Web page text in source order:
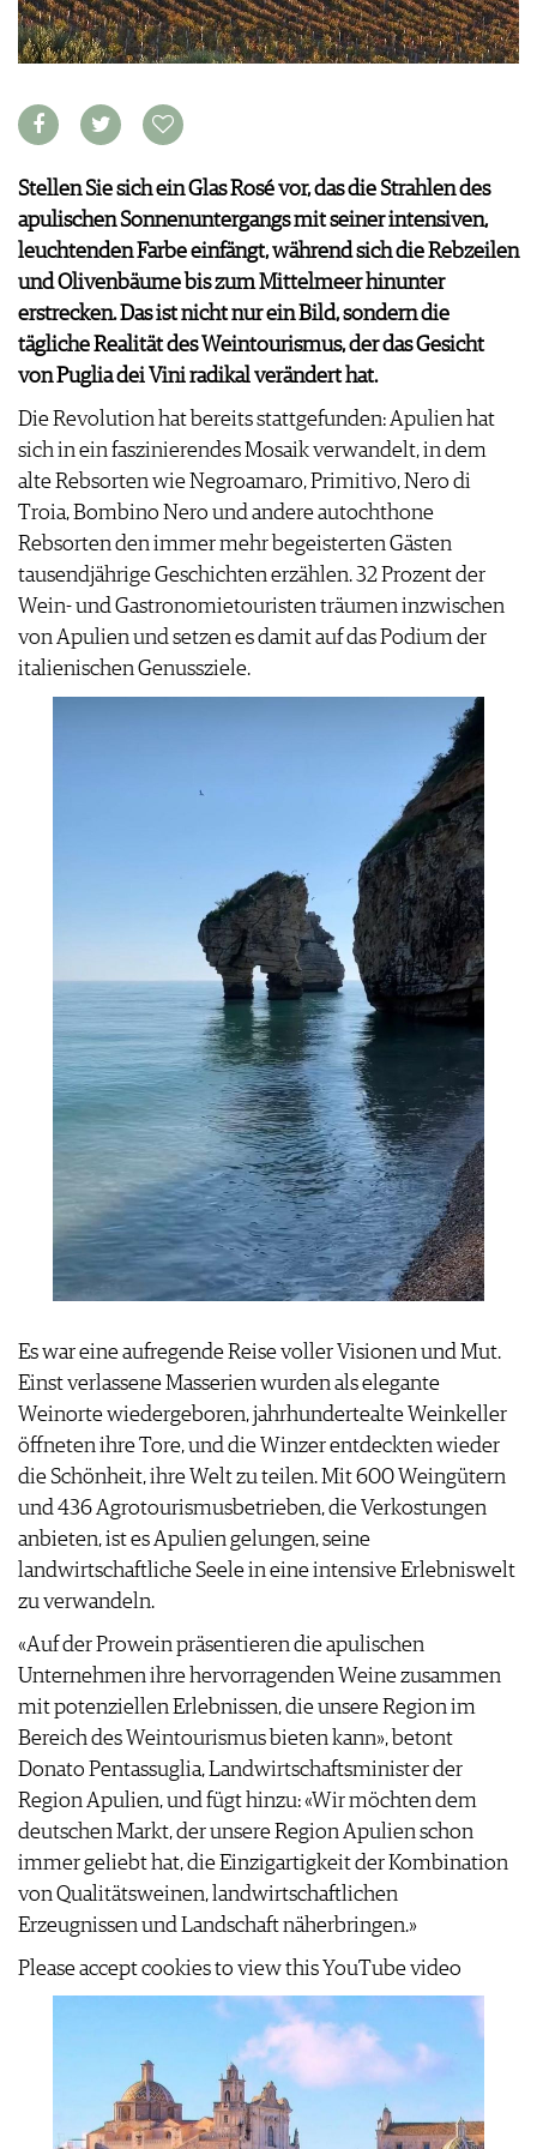
KULINARIK
REZEPTE
HOTSPOTS
DOSSIER
WINEGUIDES
EXTRAS
ABO
AUSGABE
ARCHIV
VORTEILSWELT
MEDIATHEK
APPS
BILDSTRECKEN
BÜCHER
WEINWIRTSCHAFT
WEINSZENE
VINOPHILES
ARCHIV
ANMELDEN
AWARDS
GEWINNSPIELE
VORTEILSWELT
TRINKREIFETABELLE
ABO
WEINSUCHE
IMPRESSUM
Stellen Sie sich ein Glas Rosé vor, das die Strahlen des
apulischen Sonnenuntergangs mit seiner intensiven,
leuchtenden Farbe einfängt, während sich die Rebzeilen
und Olivenbäume bis zum Mittelmeer hinunter
erstrecken. Das ist nicht nur ein Bild, sondern die
tägliche Realität des Weintourismus, der das Gesicht
von Puglia dei Vini radikal verändert hat.
Die Revolution hat bereits stattgefunden: Apulien hat
sich in ein faszinierendes Mosaik verwandelt, in dem
alte Rebsorten wie Negroamaro, Primitivo, Nero di
Troia, Bombino Nero und andere autochthone
Rebsorten den immer mehr begeisterten Gästen
tausendjährige Geschichten erzählen. 32 Prozent der
Wein- und Gastronomietouristen träumen inzwischen
von Apulien und setzen es damit auf das Podium der
italienischen Genussziele.
Es war eine aufregende Reise voller Visionen und Mut.
Einst verlassene Masserien wurden als elegante
Weinorte wiedergeboren, jahrhundertealte Weinkeller
öffneten ihre Tore, und die Winzer entdeckten wieder
die Schönheit, ihre Welt zu teilen. Mit 600 Weingütern
und 436 Agrotourismusbetrieben, die Verkostungen
anbieten, ist es Apulien gelungen, seine
landwirtschaftliche Seele in eine intensive Erlebniswelt
zu verwandeln.
«Auf der Prowein präsentieren die apulischen
Unternehmen ihre hervorragenden Weine zusammen
mit potenziellen Erlebnissen, die unsere Region im
Bereich des Weintourismus bieten kann», betont
Donato Pentassuglia, Landwirtschaftsminister der
Region Apulien, und fügt hinzu: «Wir möchten dem
deutschen Markt, der unsere Region Apulien schon
immer geliebt hat, die Einzigartigkeit der Kombination
von Qualitätsweinen, landwirtschaftlichen
Erzeugnissen und Landschaft näherbringen.»
Please accept cookies to view this YouTube video